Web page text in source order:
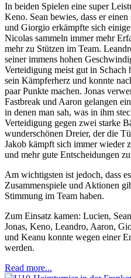
In beiden Spielen eine super
Keno. Sean bewies, dass er
und Giorgio erkämpfte sich
Nicolas sammeln immer mehr
mehr zu Stützen im Team.
seiner immens hohen
Verteidigung meist gut in
sein Kämpferherz und konnte
paar Punkte machen. Jonas
Fastbreak und Aaron gelangen
in denen man sah, was in ihm
Verteidigung gegen zwei starke
wunderschönen Dreier, der die
Jakob kämpft sich immer wieder
und mehr gute Entscheidungen
Am wichtigsten ist jedoch, dass
Zusammenspiele und Aktionen
Stimmung im Team haben.
Zum Einsatz kamen: Lucien,
Jonas, Keno, Leandro, Aaron,
und Keanu konnte wegen einer
werden.
Read more...